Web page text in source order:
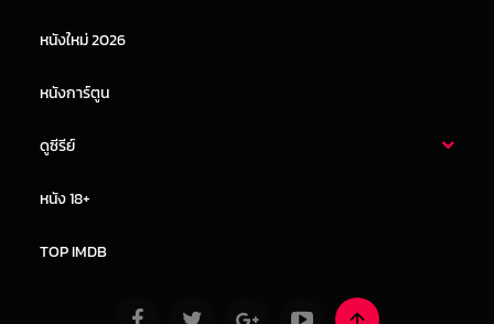
หนังใหม่ 2026
หนังการ์ตูน
ดูซีรีย์
หนัง 18+
TOP IMDB